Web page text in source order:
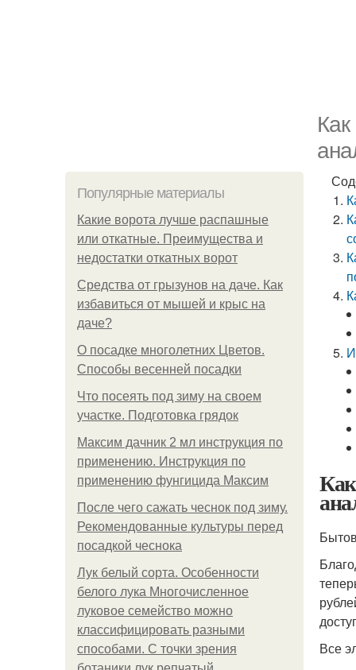
Популярные материалы
Какие ворота лучше распашные
или откатные. Преимущества и
недостатки откатных ворот
Средства от грызунов на даче. Как
избавиться от мышей и крыс на
даче?
О посадке многолетних Цветов.
Способы весенней посадки
Что посеять под зиму на своем
участке. Подготовка грядок
Максим дачник 2 мл инструкция по
применению. Инструкция по
применению фунгицида Максим
После чего сажать чеснок под зиму.
Рекомендованные культуры перед
посадкой чеснока
Лук белый сорта. Особенности
белого лука Многочисленное
луковое семейство можно
классифицировать разными
способами. С точки зрения
Все